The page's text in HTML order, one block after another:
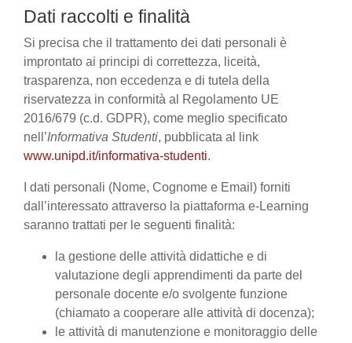
Dati raccolti e finalità
Si precisa che il trattamento dei dati personali è
improntato ai principi di correttezza, liceità,
trasparenza, non eccedenza e di tutela della
riservatezza in conformità al Regolamento UE
2016/679 (c.d. GDPR), come meglio specificato
nell’Informativa Studenti, pubblicata al link
www.unipd.it/informativa-studenti.
I dati personali (Nome, Cognome e Email) forniti
dall’interessato attraverso la piattaforma e-Learning
saranno trattati per le seguenti finalità:
la gestione delle attività didattiche e di
valutazione degli apprendimenti da parte del
personale docente e/o svolgente funzione
(chiamato a cooperare alle attività di docenza);
le attività di manutenzione e monitoraggio delle